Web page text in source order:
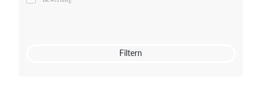
Mato von Vogelstein
Filtern